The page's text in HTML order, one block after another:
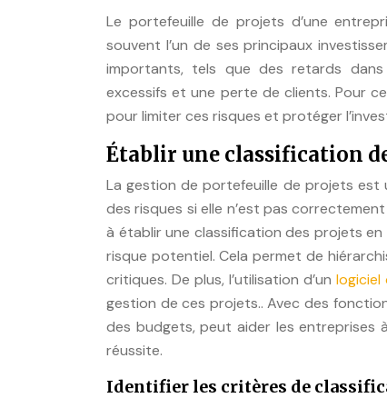
Le portefeuille de projets d’une
souvent l’un de ses principaux
importants, tels que des retards
excessifs et une perte de clients. Pour
pour limiter ces risques et protéger
Établir une classification
La gestion de portefeuille de projets
des risques si elle n’est pas
à établir une classification des projets
risque potentiel. Cela permet de
critiques. De plus, l’utilisation d’un
gestion de ces projets.. Avec des
des budgets, peut aider les entreprises
réussite.
Identifier les critères de